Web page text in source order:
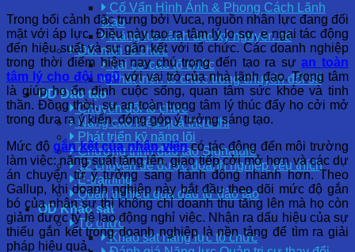
Cố Vấn Hình Ảnh & Phong Cách Lãnh
Đạo
Năng lực lãnh đạo kỷ nguyên số
Đổi mới tổ chức
Tái cơ cấu tổ chức
Phát triển tổ chức trong chuyển đổi số
OD Đào tạo
Chuyển đổi tổ chức
Nâng cao hiệu quả thực thi
Phát triển kỹ năng lõi
Chương trình đào tạo Signature
12 chuyên đề được doanh nghiệp yêu thích
E-training
Quản trị hiệu quả đầu tư đào tạo
OD Khảo sát
Tổ chức
Khảo sát năng lực tổ chức
Trong bối cảnh đặc trưng bởi Vuca, nguồn nhân lực đang đối
mặt với áp lực. Điều này tạo ra tâm lý lo sợ, e ngại tác động
đến hiệu suất và sự gắn kết với tổ chức. Các doanh nghiệp
trong thời điểm hiện nay chú trọng đến tạo ra sựan toàn
tâm lý cho đội ngũvới vai trò của nhà lãnh đạo. Trọng tâm
là giúp họ ổn định cuộc sống, quan tâm sức khỏe và tinh
thần. Đồng thời, sự an toàn trong tâm lý thúc đẩy họ cởi mở
trong đưa ra ý kiến, đóng góp ý tưởng sáng tạo.
Mức độgắn kết của nhân viêncó tác động đến môi trường
làm việc: năng suất tăng lên, giao tiếp cởi mở hơn và các dự
án chuyển từ ý tưởng sang hành động nhanh hơn. Theo
Gallup, khi doanh nghiệp này bắt đầu theo dõi mức độ gắn
bó của nhân sự thì không chỉ doanh thu tăng lên mà họ còn
giảm được tỷ lệ lao động nghỉ việc. Nhận ra dấu hiệu của sự
thiếu gắn kết trong doanh nghiệp là nền tảng để tìm ra giải
pháp hiệu quả.